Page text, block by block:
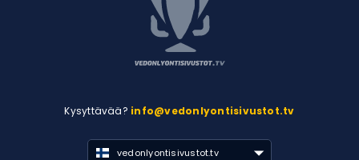
Kysyttävää? info@vedonlyontisivustot.tv
vedonlyontisivustot.tv